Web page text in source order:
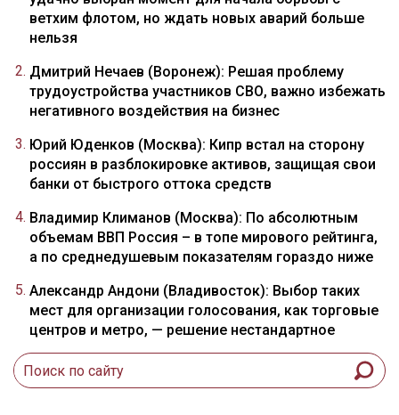
ветхим флотом, но ждать новых аварий больше
нельзя
Дмитрий Нечаев (Воронеж): Решая проблему
трудоустройства участников СВО, важно избежать
негативного воздействия на бизнес
Юрий Юденков (Москва): Кипр встал на сторону
россиян в разблокировке активов, защищая свои
банки от быстрого оттока средств
Владимир Климанов (Москва): По абсолютным
объемам ВВП Россия – в топе мирового рейтинга,
а по среднедушевым показателям гораздо ниже
Александр Андони (Владивосток): Выбор таких
мест для организации голосования, как торговые
центров и метро, — решение нестандартное